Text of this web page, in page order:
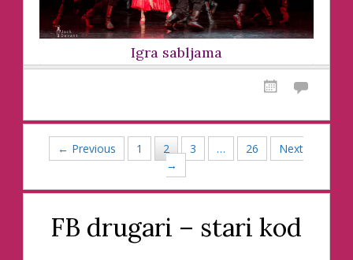
Igra sabljama
Posts navigation
← Previous 1 2 3 … 26
Next
→
FB drugari – stari kod